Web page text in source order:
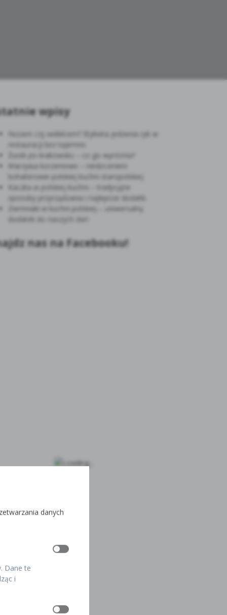
wpisy
Nożem czy widelcem? Etykieta jedzenia ryb w
restauracji bez tajemnic
Żurek po krakowsku – co go wyróżnia?
Warzywa korzeniowe – niedocenieni
bohaterowie polskiej kuchni staropolskiej
Kaczka w polskiej kuchni – tradycyjne
sposoby przyrządzania i najlepsze dodatki
Ziemniaki w kuchni polskiej – uniwersalny
dodatek do naszych dań
nas na Facebooku!
danych
Dane te
i